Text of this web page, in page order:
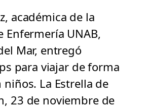
académica de la
Enfermería UNAB,
Mar, entregó
para viajar de forma
niños. La Estrella de
23 de noviembre de